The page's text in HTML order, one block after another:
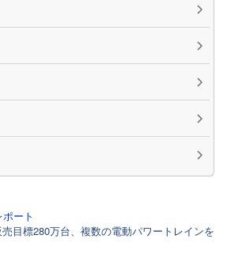
ート
目標280万台、複数の電動パワートレインを